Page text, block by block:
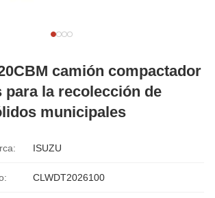
camión compactador
para la recolección de
municipales
ISUZU
CLWDT2026100